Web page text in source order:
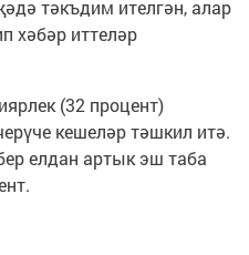
тәкъдим ителгән, алар
хәбәр иттеләр
(32 процент)
кешеләр тәшкил итә.
елдан артык эш таба